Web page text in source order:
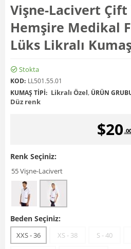
Vişne-Lacivert
Hemşire Medikal
Lüks Likralı
Stokta
KOD: LL501.55.01
KUMAŞ TIPI: Likralı Özel, ÜRÜN
Düz renk
$20
Renk Seçiniz:
55 Vişne-Lacivert
Beden Seçiniz:
XXS - 36 XS - 38 S - 40